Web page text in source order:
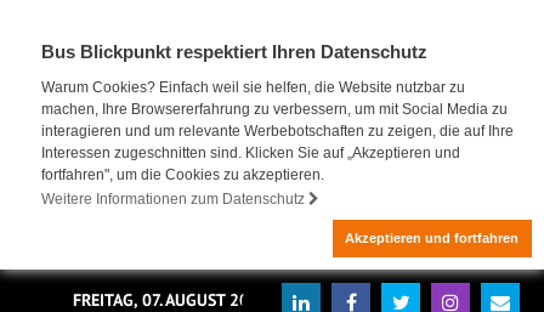
Bus Blickpunkt respektiert Ihren Datenschutz
Warum Cookies? Einfach weil sie helfen, die Website nutzbar zu
machen, Ihre Browsererfahrung zu verbessern, um mit Social Media zu
interagieren und um relevante Werbebotschaften zu zeigen, die auf Ihre
Interessen zugeschnitten sind. Klicken Sie auf „Akzeptieren und
fortfahren", um die Cookies zu akzeptieren.
Weitere Informationen zum Datenschutz
Akzeptieren und fortfahren
FREITAG, 07. AUGUST 2026